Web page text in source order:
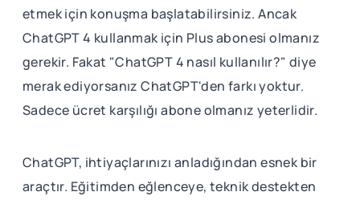
etmek için konuşma başlatabilirsiniz. Ancak
ChatGPT 4 kullanmak için Plus abonesi olmanız
gerekir. Fakat "ChatGPT 4 nasıl kullanılır?" diye
merak ediyorsanız ChatGPT'den farkı yoktur.
Sadece ücret karşılığı abone olmanız yeterlidir.
ChatGPT, ihtiyaçlarınızı anladığından esnek bir
araçtır. Eğitimden eğlenceye, teknik destekten